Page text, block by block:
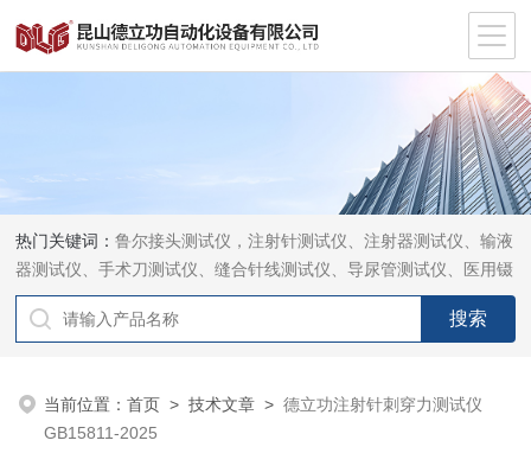
热门关键词：鲁尔接头测试仪，注射针测试仪、注射器测试仪、输液
器测试仪、手术刀测试仪、缝合针线测试仪、导尿管测试仪、医用镊
钳测试仪、导引管导丝测试仪、针灸针测试仪、留置针测试仪
当前位置：首页 >技术文章 >德立功注射针刺穿力测试仪
GB15811-2025